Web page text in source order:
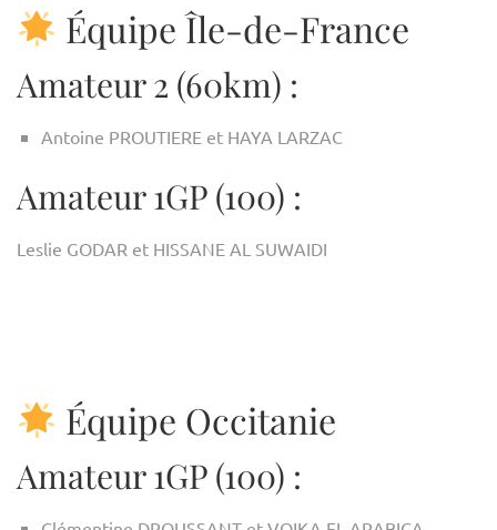
Équipe Île-de-France
Amateur 2 (60km) :
Antoine PROUTIERE et HAYA LARZAC
Amateur 1GP (100) :
Leslie GODAR et HISSANE AL SUWAIDI
Équipe Occitanie
Amateur 1GP (100) :